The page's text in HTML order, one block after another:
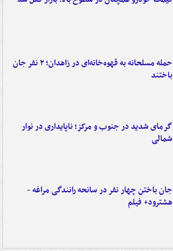
حمله مسلحانه به قهوه‌خانه‌ای در زاهدان؛ ۲ نفر جان
باختند
گرمای شدید در جنوب و مرکز؛ ناپایداری در نوار
شمالی
جان باختن چهار نفر در سانحه رانندگی مراغه -
هشترود+ فیلم